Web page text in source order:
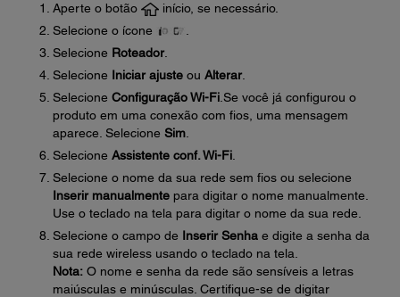
Aperte o botão
início, se necessário.
Selecione o ícone
Selecione Roteador.
Selecione Iniciar ajuste ou Alterar.
Selecione Configuração Wi-Fi .Se você já configurou o
produto em uma conexão com fios, uma mensagem
aparece. Selecione Sim
Selecione Assistente conf. Wi-Fi
Selecione o nome da sua rede sem fios ou selecione
Inserir manualmente para digitar o nome manualmente.
Use o teclado na tela para digitar o nome da sua rede.
Selecione o campo de Inserir Senha e digite a senha da
sua rede wireless usando o teclado na tela.
Nota: O nome e senha da rede são sensíveis a letras
maiúsculas e minúsculas. Certifique-se de digitar